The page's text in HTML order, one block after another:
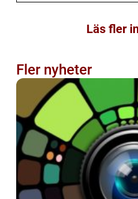
Läs fler
Fler nyheter